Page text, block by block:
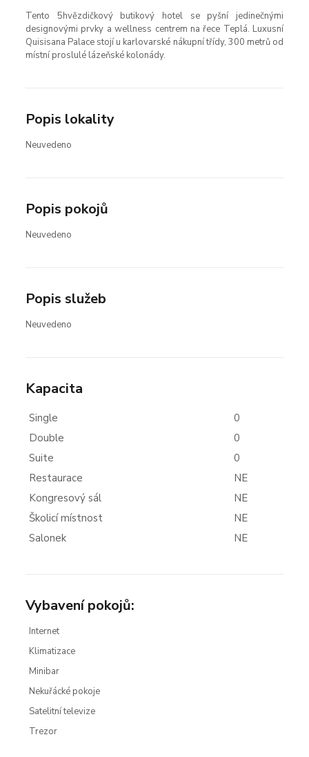
Tento 5hvězdičkový butikový hotel se pyšní jedinečnými
designovými prvky a wellness centrem na řece Teplá. Luxusní
Quisisana Palace stojí u karlovarské nákupní třídy, 300 metrů od
místní proslulé lázeňské kolonády.
Popis lokality
Neuvedeno
Popis pokojů
Neuvedeno
Popis služeb
Neuvedeno
Kapacita
Single
0
Double
0
Suite
0
Restaurace
NE
Kongresový sál
NE
Školicí místnost
NE
Salonek
NE
Vybavení pokojů:
Internet
Klimatizace
Minibar
Nekuřácké pokoje
Satelitní televize
Trezor